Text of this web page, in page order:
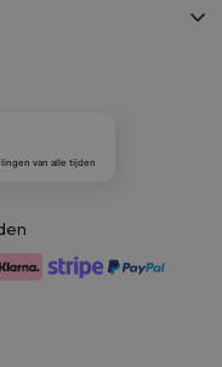
van alle tijden